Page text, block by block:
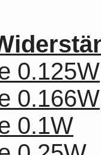
0.125W
0.166W
0.1W